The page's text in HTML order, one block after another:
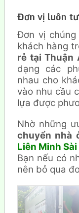
Đơn vị luôn
Đơn vị
khách hàng
rẻ tại Thuận
dạng các
nhau cho
vào nhu cầu
lựa được
Nhờ những
chuyển nhà
Liên Minh Sài
Bạn nếu có
nên bỏ qua